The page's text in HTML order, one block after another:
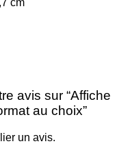
avis sur “Affiche
au choix”
un avis.